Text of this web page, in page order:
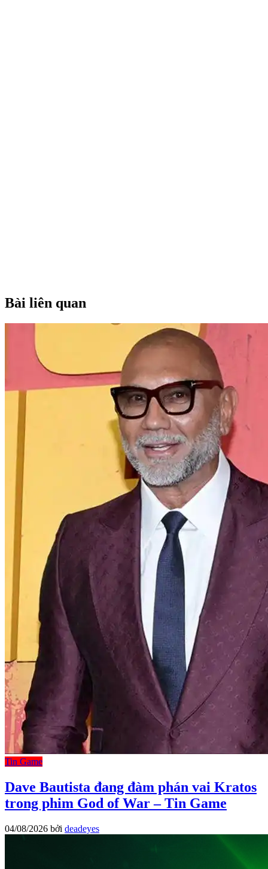
Bài liên quan
Tin Game
Dave Bautista đang đàm phán vai Kratos
trong phim God of War – Tin Game
04/08/2026 bởi deadeyes